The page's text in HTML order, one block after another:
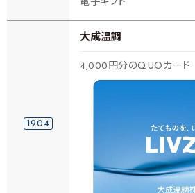
電子ギフト
1904
大成温調
4,000円分のQUOカード